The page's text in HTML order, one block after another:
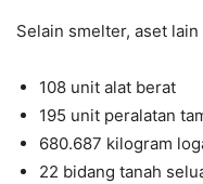
Selain smelter, aset
108 unit alat berat
195 unit peralatan
680.687 kilogram
22 bidang tanah